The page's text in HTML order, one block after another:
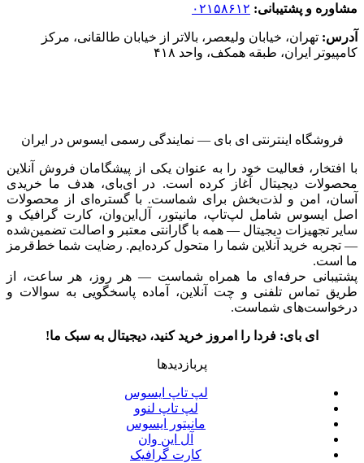
مشاوره و پشتیبانی: ۰۲۱۵۸۶۱۲
آدرس: تهران، خیابان ولیعصر، بالاتر از خیابان طالقانی، مرکز
کامپیوتر ایران، طبقه همکف، واحد ۴۱۸
فروشگاه اینترنتی ای‌ بای — نمایندگی رسمی ایسوس در ایران
با افتخار، فعالیت خود را به عنوان یکی از پیشگامان فروش آنلاین
محصولات دیجیتال آغاز کرده است. در ای‌بای، هدف ما خریدی
آسان، امن و لذت‌بخش برای شماست. با گستره‌ای از محصولات
اصل ایسوس شامل لپ‌تاپ، مانیتور، آل‌این‌وان، کارت گرافیک و
سایر تجهیزات دیجیتال — همه با گارانتی معتبر و اصالت تضمین‌شده
— تجربه خرید آنلاین شما را متحول کرده‌ایم. رضایت شما خط‌قرمز
ما است.
پشتیبانی حرفه‌ای ما همراه شماست — هر روز، هر ساعت، از
طریق تماس تلفنی و چت آنلاین، آماده پاسخگویی به سوالات و
درخواست‌های شماست.
ای بای: فردا را امروز خرید کنید، دیجیتال به سبک ما!
پربازدیدها
لپ تاپ ایسوس
لپ تاپ لنوو
مانیتور ایسوس
آل این وان
کارت گرافیک